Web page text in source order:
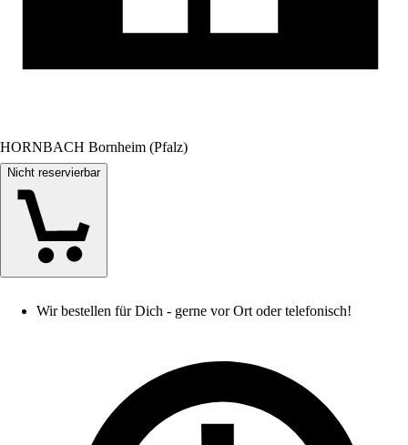
HORNBACH Bornheim (Pfalz)
Nicht reservierbar
Wir bestellen für Dich - gerne vor Ort oder telefonisch!